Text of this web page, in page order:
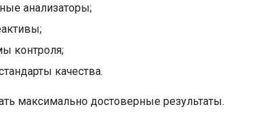
анализаторы;
контроля;
качества.
максимально достоверные результаты.